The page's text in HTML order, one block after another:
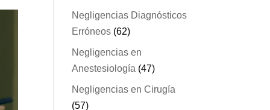
Negligencias Diagnósticos
Erróneos (62)
Negligencias en
Anestesiología (47)
Negligencias en Cirugía
(57)